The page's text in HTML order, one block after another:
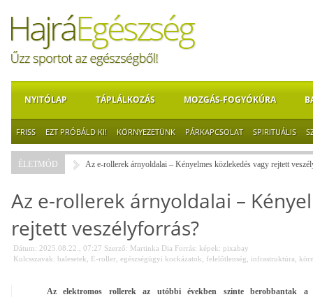
NYITÓLAP TÁPLÁLKOZÁS MOZGÁS-FOGYÓKÚRA
FRISS EZT PRÓBÁLD KI! KÖRNYEZETÜNK PÁRKAPCSOLAT SPIRITUÁLIS
ÉLETMÓD Az e-rollerek árnyoldalai – Kényelmes közlekedés vagy rejtett
Az e-rollerek árnyoldalai –
rejtett veszélyforrás?
Dátum: 2025.08.22., 07:27 Szerző: Martinka Dia Forrás: képek: pixabay
Kulcsszavak: balesetek E-roller egészségügyi kockázatok felelőtlenség infrastruktúra
Az elektromos rollerek az utóbbi években szinte berobbantak a